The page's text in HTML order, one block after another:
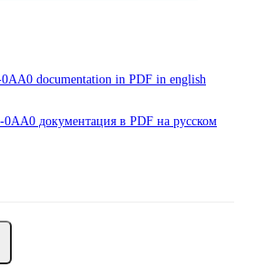
documentation in PDF in english
документация в PDF на русском